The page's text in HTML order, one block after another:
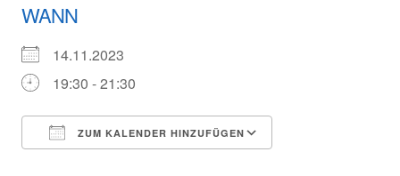
content
WANN
14.11.2023
19:30 - 21:30
ZUM KALENDER HINZUFÜGEN